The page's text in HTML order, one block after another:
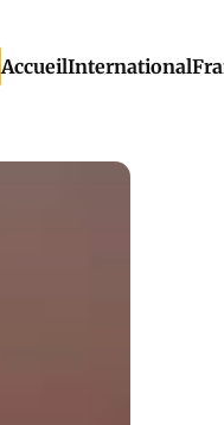
AccueilInternational